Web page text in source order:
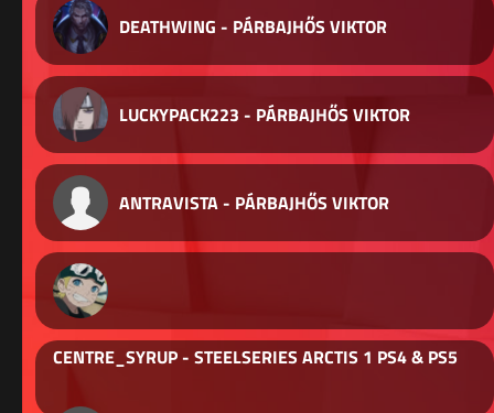
DEATHWING - PÁRBAJHŐS VIKTOR
LUCKYPACK223 - PÁRBAJHŐS VIKTOR
ANTRAVISTA - PÁRBAJHŐS VIKTOR
CENTRE_SYRUP - STEELSERIES ARCTIS 1 PS4 & PS5